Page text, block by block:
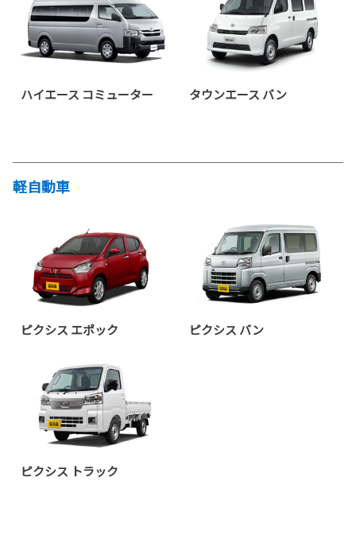
ハイエース コミューター タウンエース バン
軽自動車
ピクシス エポック ピクシス バン
ピクシス トラック